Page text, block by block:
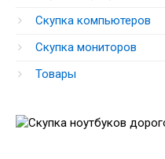
Скупка компьютеров
Скупка мониторов
Товары